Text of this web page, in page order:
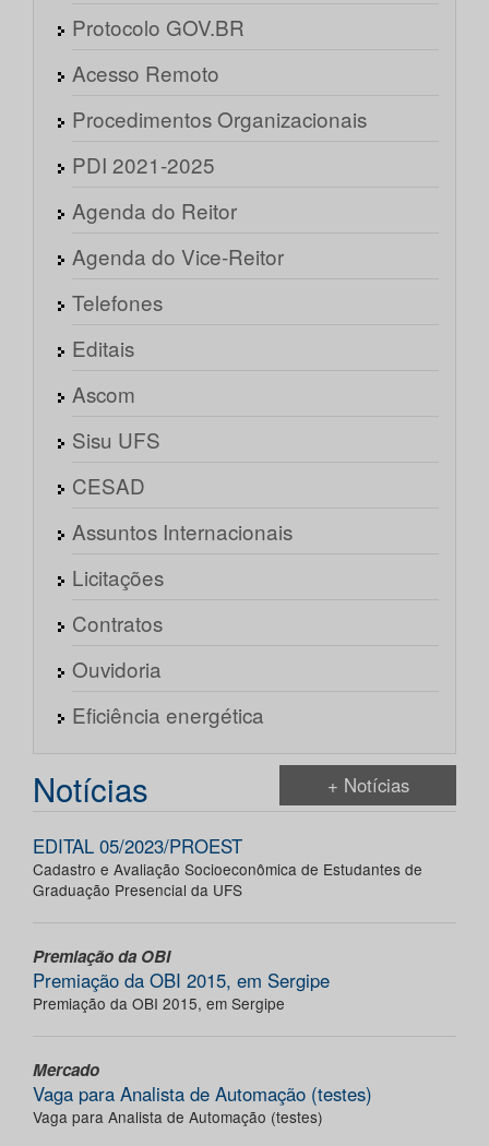
Protocolo GOV.BR
Acesso Remoto
Procedimentos Organizacionais
PDI 2021-2025
Agenda do Reitor
Agenda do Vice-Reitor
Telefones
Editais
Ascom
Sisu UFS
CESAD
Assuntos Internacionais
Licitações
Contratos
Ouvidoria
Eficiência energética
Notícias + Notícias
EDITAL 05/2023/PROEST
Cadastro e Avaliação Socioeconômica de Estudantes de
Graduação Presencial da UFS
Premiação da OBI
Premiação da OBI 2015, em Sergipe
Premiação da OBI 2015, em Sergipe
Mercado
Vaga para Analista de Automação (testes)
Vaga para Analista de Automação (testes)